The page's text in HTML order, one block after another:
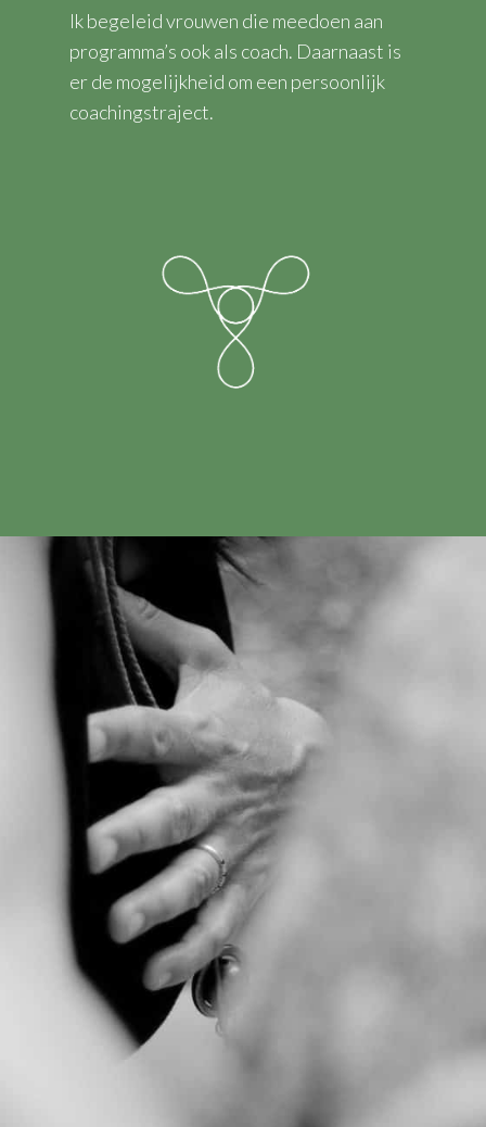
Ik begeleid vrouwen die meedoen aan
programma’s ook als coach. Daarnaast is
er de mogelijkheid om een persoonlijk
coachingstraject.